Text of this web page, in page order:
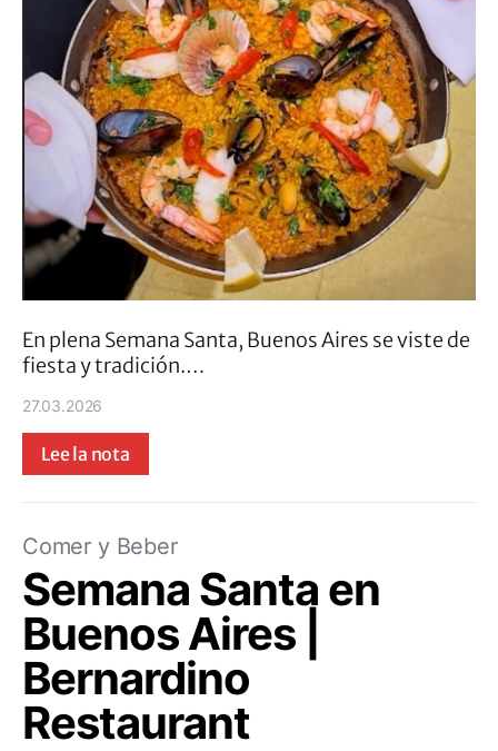
En plena Semana Santa, Buenos Aires se viste de
fiesta y tradición.…
27.03.2026
Lee la nota
Comer y Beber
Semana Santa en
Buenos Aires |
Bernardino
Restaurant